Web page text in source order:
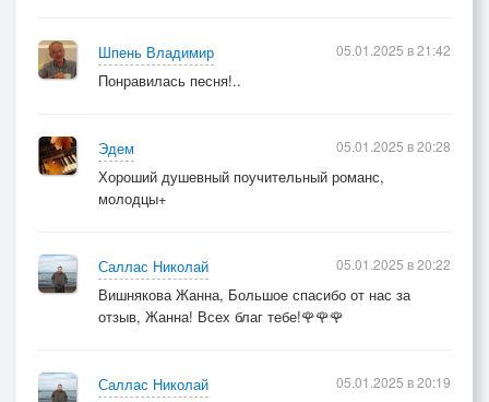
Шпень Владимир
Понравилась песня!..
05.01.2025 в 21:42
Эдем
Хороший душевный поучительный романс,
молодцы+
05.01.2025 в 20:28
Саллас Николай
Вишнякова Жанна, Большое спасибо от нас за
отзыв, Жанна! Всех благ тебе!🌹🌹🌹
05.01.2025 в 20:22
Саллас Николай
05.01.2025 в 20:19